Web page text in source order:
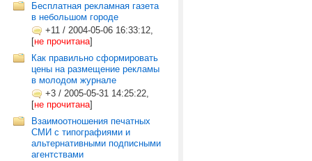
Бесплатная рекламная газета
в небольшом городе
+11 / 2004-05-06 16:33:12,
[не прочитана]
Как правильно сформировать
цены на размещение рекламы
в молодом журнале
+3 / 2005-05-31 14:25:22,
[не прочитана]
Взаимоотношения печатных
СМИ с типографиями и
альтернативными подписными
агентствами